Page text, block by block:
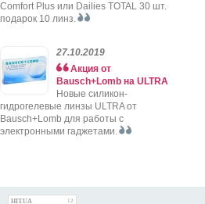
Comfort Plus или Dailies TOTAL 30 шт.
подарок 10 линз.
27.10.2019
Акция от
Bausch+Lomb на ULTRA
Новые силикон-
гидрогелевые линзы ULTRA от
Bausch+Lomb для работы с
электронными гаджетами.
HIT.UA 12